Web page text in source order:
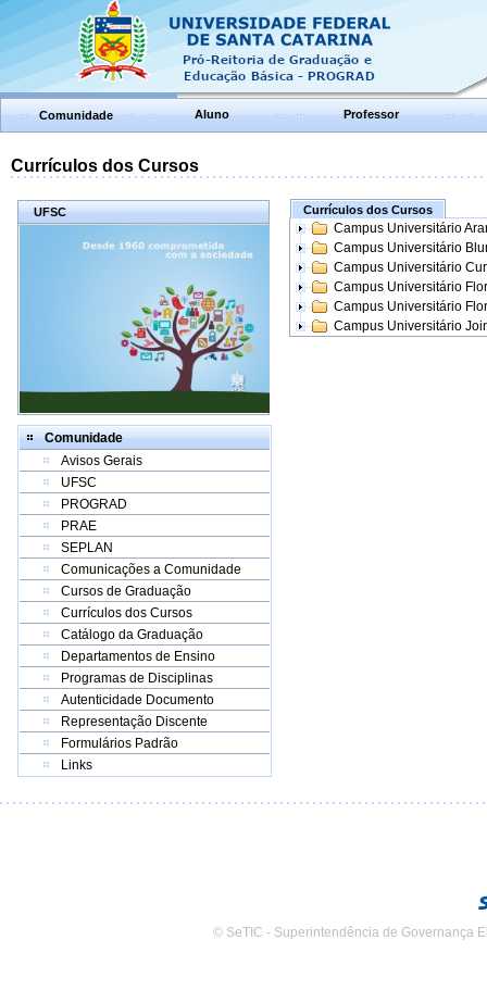
Comunidade Aluno Professor
Currículos dos Cursos
UFSC
Comunidade
Avisos Gerais
UFSC
PROGRAD
PRAE
SEPLAN
Comunicações a Comunidade
Cursos de Graduação
Currículos dos Cursos
Catálogo da Graduação
Departamentos de Ensino
Programas de Disciplinas
Autenticidade Documento
Representação Discente
Formulários Padrão
Links
Currículos dos Cursos
Campus Universitário
Campus Universitário
Campus Universitário
Campus Universitário
Campus Universitário
Campus Universitário
© SeTIC - Superintendência de Governança